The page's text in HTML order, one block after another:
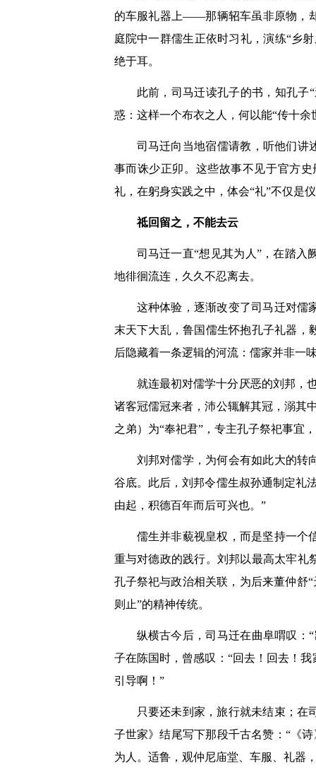
的车服礼器上——那辆轺车虽非原物，
庭院中一群儒生正依时习礼，演练“乡
绝于耳。
此前，司马迁读孔子的书，知孔子
惑：这样一个布衣之人，何以能“传十
司马迁向当地宿儒请教，听他们讲
事而诛少正卯。这些故事不见于官方
礼，在躬身实践之中，体会“礼”不仅是
祗回留之，不能去云
司马迁一直“想见其为人”，在踏入
地徘徊流连，久久不忍离去。
这种体验，逐渐改变了司马迁对儒
末天下大乱，鲁国儒生怀抱孔子礼器
后隐藏着一条逻辑的河流：儒家并非一
就连最初对儒学十分厌恶的刘邦，
诸客冠儒冠来者，沛公辄解其冠，溺其
之弟）为“奉祀君”，专主孔子祭祀事宜
刘邦对儒学，为何会有如此大的转
谷底。此后，刘邦令儒生叔孙通制定礼
由起，积德百年而后可兴也。”
儒生并非藐视皇权，而是坚持一个
重与对德政的践行。刘邦以最高太牢礼
孔子祭祀与政治相关联，为后来董仲舒
则止”的精神传统。
纵横古今后，司马迁在曲阜喟叹：
子在陈国时，曾感叹：“回去！回去！
引导啊！”
只要还未到家，旅行就未结束；在
子世家》结尾写下那段千古名赞：“《
为人。适鲁，观仲尼庙堂、车服、礼器